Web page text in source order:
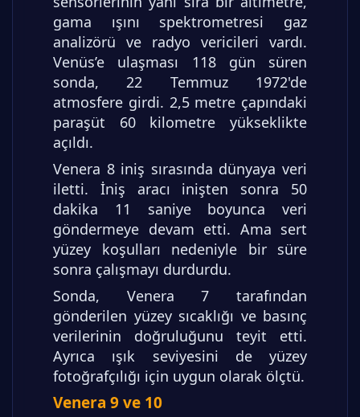
gama ışını spektrometresi gaz
analizörü ve radyo vericileri vardı.
Venüs’e ulaşması 118 gün süren
sonda, 22 Temmuz 1972'de
atmosfere girdi. 2,5 metre çapındaki
paraşüt 60 kilometre yükseklikte
açıldı.
Venera 8 iniş sırasında dünyaya veri
iletti. İniş aracı inişten sonra 50
dakika 11 saniye boyunca veri
göndermeye devam etti. Ama sert
yüzey koşulları nedeniyle bir süre
sonra çalışmayı durdurdu.
Sonda, Venera 7 tarafından
gönderilen yüzey sıcaklığı ve basınç
verilerinin doğruluğunu teyit etti.
Ayrıca ışık seviyesini de yüzey
fotoğrafçılığı için uygun olarak ölçtü.
Venera 9 ve 10